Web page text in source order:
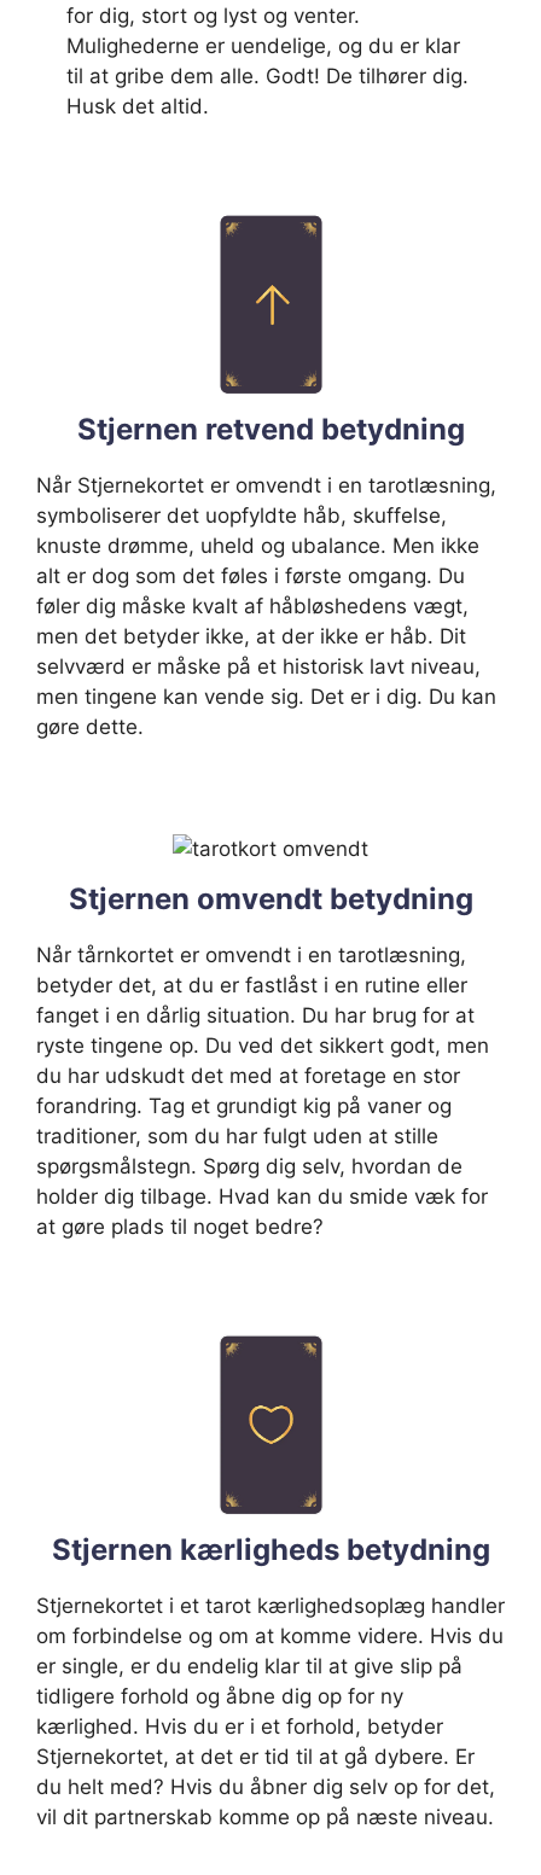
for dig, stort og lyst og venter.
Mulighederne er uendelige, og du er klar
til at gribe dem alle. Godt! De tilhører dig.
Husk det altid.
Stjernen retvend betydning
Når Stjernekortet er omvendt i en tarotlæsning,
symboliserer det uopfyldte håb, skuffelse,
knuste drømme, uheld og ubalance. Men ikke
alt er dog som det føles i første omgang. Du
føler dig måske kvalt af håbløshedens vægt,
men det betyder ikke, at der ikke er håb. Dit
selvværd er måske på et historisk lavt niveau,
men tingene kan vende sig. Det er i dig. Du kan
gøre dette.
Stjernen omvendt betydning
Når tårnkortet er omvendt i en tarotlæsning,
betyder det, at du er fastlåst i en rutine eller
fanget i en dårlig situation. Du har brug for at
ryste tingene op. Du ved det sikkert godt, men
du har udskudt det med at foretage en stor
forandring. Tag et grundigt kig på vaner og
traditioner, som du har fulgt uden at stille
spørgsmålstegn. Spørg dig selv, hvordan de
holder dig tilbage. Hvad kan du smide væk for
at gøre plads til noget bedre?
Stjernen kærligheds betydning
Stjernekortet i et tarot kærlighedsoplæg handler
om forbindelse og om at komme videre. Hvis du
er single, er du endelig klar til at give slip på
tidligere forhold og åbne dig op for ny
kærlighed. Hvis du er i et forhold, betyder
Stjernekortet, at det er tid til at gå dybere. Er
du helt med? Hvis du åbner dig selv op for det,
vil dit partnerskab komme op på næste niveau.